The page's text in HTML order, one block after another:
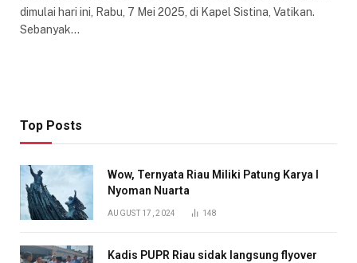
dimulai hari ini, Rabu, 7 Mei 2025, di Kapel Sistina, Vatikan.
Sebanyak…
Top Posts
Wow, Ternyata Riau Miliki Patung Karya I
Nyoman Nuarta
AUGUST 17, 2024 148
Kadis PUPR Riau sidak langsung flyover